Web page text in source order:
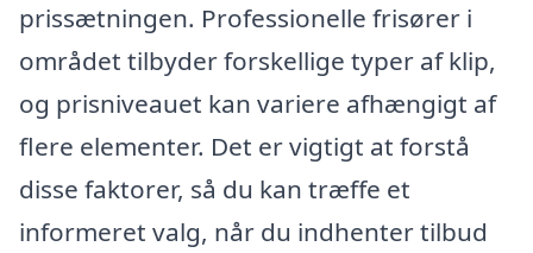
prissætningen. Professionelle frisører i
området tilbyder forskellige typer af klip,
og prisniveauet kan variere afhængigt af
flere elementer. Det er vigtigt at forstå
disse faktorer, så du kan træffe et
informeret valg, når du indhenter tilbud